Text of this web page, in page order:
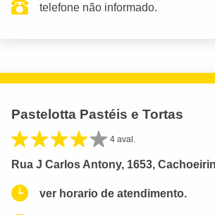
telefone não informado.
Pastelotta Pastéis e Tortas
4 aval.
Rua J Carlos Antony, 1653,
ver horario de atendimento.